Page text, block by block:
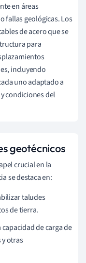
en áreas
fallas geológicas. Los
de acero que se
para
incluyendo
uno adaptado a
condiciones del
geotécnicos
crucial en la
se destaca en:
taludes
de tierra.
de carga de
otras